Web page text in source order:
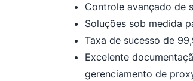
Controle avançado de
Soluções sob medida
Taxa de sucesso de
Excelente
gerenciamento de